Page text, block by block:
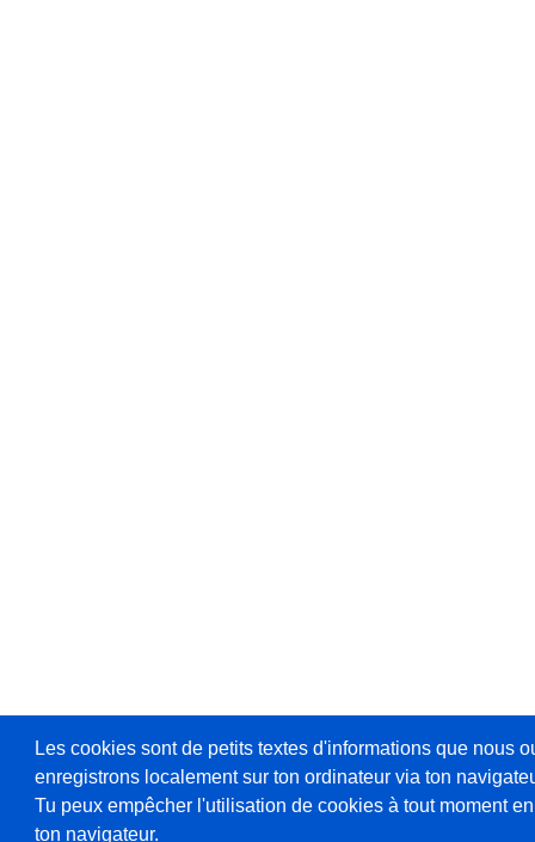
Les cookies sont de petits textes d'informations que nous
enregistrons localement sur ton ordinateur via ton
Tu peux empêcher l'utilisation de cookies à tout moment
ton navigateur.